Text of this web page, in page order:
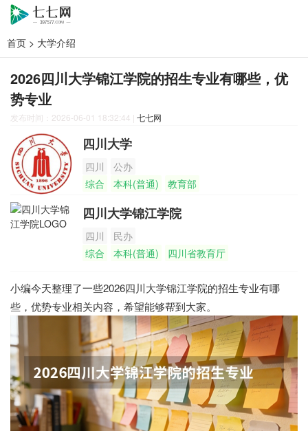
首页 > 大学介绍
2026四川大学锦江学院的招生专业有哪些，优
势专业
发布时间：2026-06-01 18:32:44 | 七七网
四川大学
四川
公办
综合
本科(普通) 教育部
四川大学锦江学院
四川
民办
综合
本科(普通) 四川省教育厅
小编今天整理了一些2026四川大学锦江学院的招生专业有哪
些，优势专业相关内容，希望能够帮到大家。